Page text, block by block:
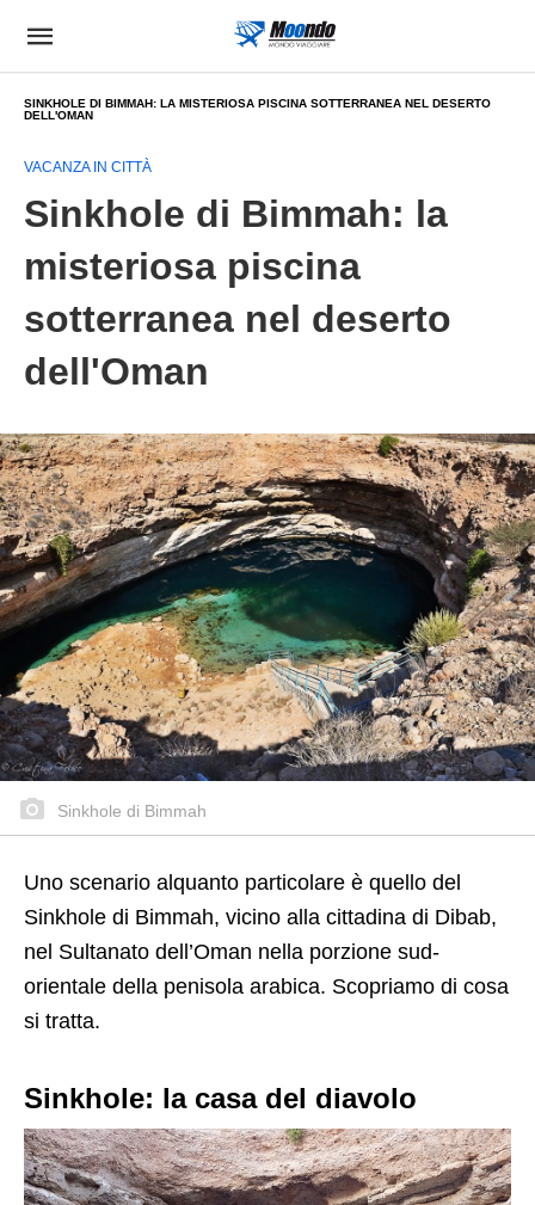
SINKHOLE DI BIMMAH: LA MISTERIOSA PISCINA SOTTERRANEA NEL DESERTO
DELL'OMAN
VACANZA IN CITTÀ
Sinkhole di Bimmah: la
misteriosa piscina
sotterranea nel deserto
dell'Oman
Sinkhole di Bimmah
Uno scenario alquanto particolare è quello del
Sinkhole di Bimmah, vicino alla cittadina di Dibab,
nel Sultanato dell’Oman nella porzione sud-
orientale della penisola arabica. Scopriamo di cosa
si tratta.
Sinkhole: la casa del diavolo